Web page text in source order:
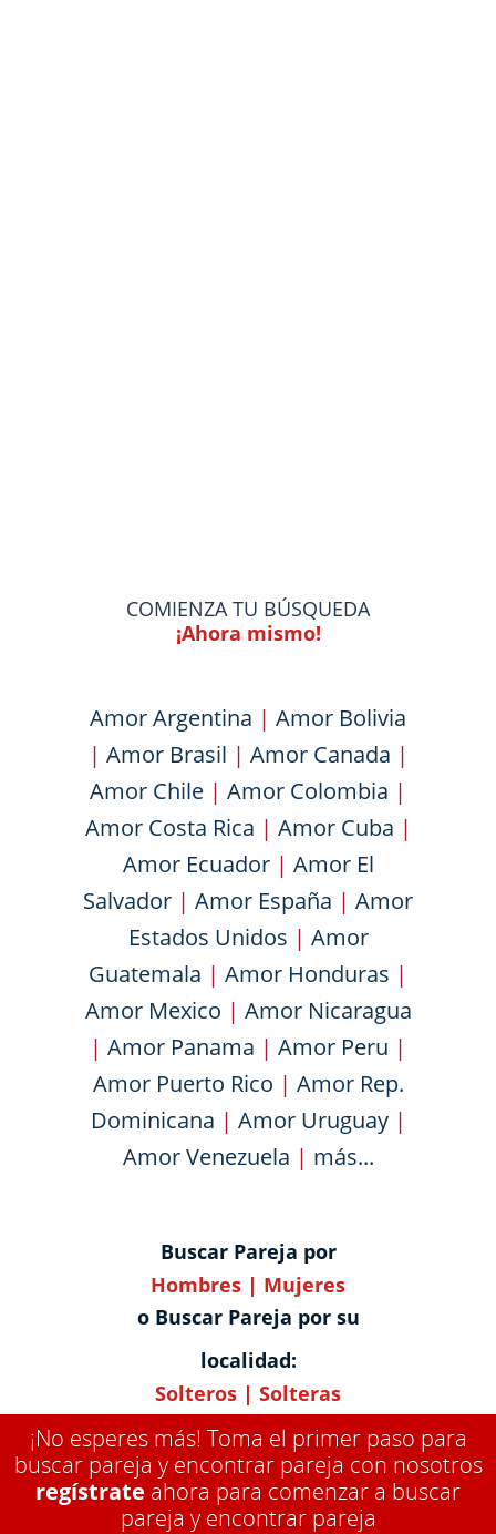
COMIENZA TU BÚSQUEDA
¡Ahora mismo!
Amor Argentina | Amor Bolivia
| Amor Brasil | Amor Canada |
Amor Chile | Amor Colombia |
Amor Costa Rica | Amor Cuba |
Amor Ecuador| Amor El
Salvador | Amor España | Amor
Estados Unidos | Amor
Guatemala | Amor Honduras |
Amor Mexico | Amor Nicaragua
| Amor Panama | Amor Peru |
Amor Puerto Rico | Amor Rep.
Dominicana | Amor Uruguay|
Amor Venezuela | más...
Buscar Pareja por
Hombres | Mujeres
o Buscar Pareja por su
localidad:
Solteros | Solteras
¡No esperes más! Toma el primer paso para
buscar pareja y encontrar pareja con nosotros
regístrate ahora para comenzar a buscar
pareja y encontrar pareja